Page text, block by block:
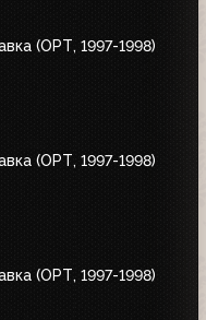
(ОРТ, 1997-1998)
(ОРТ, 1997-1998)
(ОРТ, 1997-1998)